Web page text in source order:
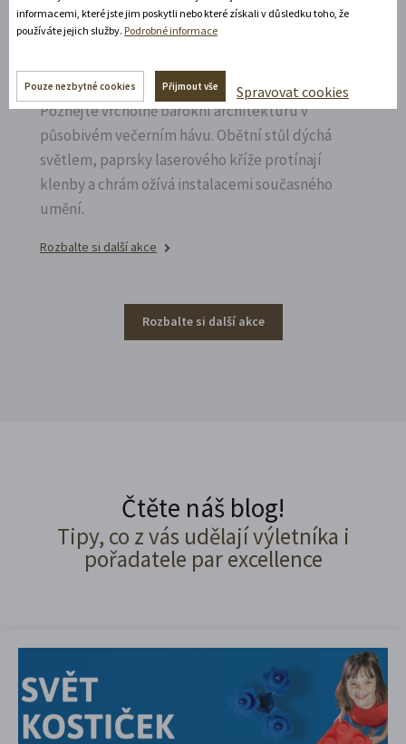
8. 8. 2026
Noční prohlídka piaristického chrámu
Poznejte vrcholně barokní architekturu v
působivém večerním hávu. Obětní stůl dýchá
světlem, paprsky laserového kříže protínají
klenby a chrám ožívá instalacemi současného
umění.
Rozbalte si další akce
Rozbalte si další akce
Čtěte náš blog!
Tipy, co z vás udělají výletníka i
pořadatele par excellence
informacemi, které jste jim poskytli nebo které získali v důsledku toho, že
používáte jejich služby. Podrobné informace
Pouze nezbytné cookies Přijmout vše Spravovat cookies